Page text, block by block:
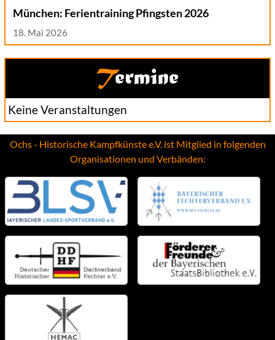
München: Ferientraining Pfingsten 2026
18. Mai 2026
Termine
Keine Veranstaltungen
Ochs - Historische Kampfkünste e.V. ist Mitglied in folgenden
Organisationen und Verbänden: